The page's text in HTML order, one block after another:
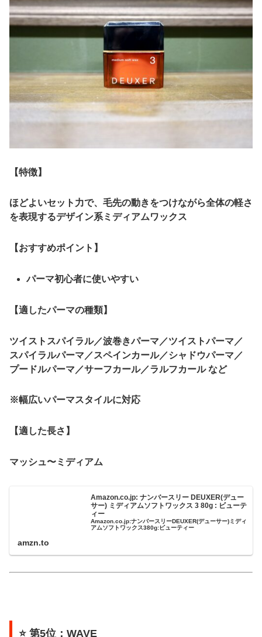
【特徴】
ほどよいセット力で、毛先の動きをつけながら全体の軽さ
を表現するデザイン系ミディアムワックス
【おすすめポイント】
パーマ初心者に使いやすい
【適したパーマの種類】
ツイストスパイラル／波巻きパーマ／ツイストパーマ／
スパイラルパーマ／スペインカール／シャドウパーマ／
プードルパーマ／サーフカール／ラルフカール など
※幅広いパーマスタイルに対応
【適した長さ】
マッシュ〜ミディアム
Amazon.co.jp: ナンバースリー DEUXER(デュー
サー) ミディアムソフトワックス 3 80g : ビューテ
ィー
Amazon.co.jp:ナンバースリーDEUXER(デューサー)ミディ
アムソフトワックス380g:ビューティー
amzn.to
⭐ 第5位：WAVE